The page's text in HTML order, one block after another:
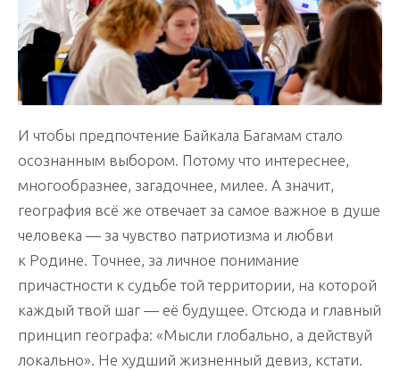
И чтобы предпочтение Байкала Багамам стало
осознанным выбором. Потому что интереснее,
многообразнее, загадочнее, милее. А значит,
география всё же отвечает за самое важное в душе
человека — за чувство патриотизма и любви
к Родине. Точнее, за личное понимание
причастности к судьбе той территории, на которой
каждый твой шаг — её будущее. Отсюда и главный
принцип географа: «Мысли глобально, а действуй
локально». Не худший жизненный девиз, кстати.